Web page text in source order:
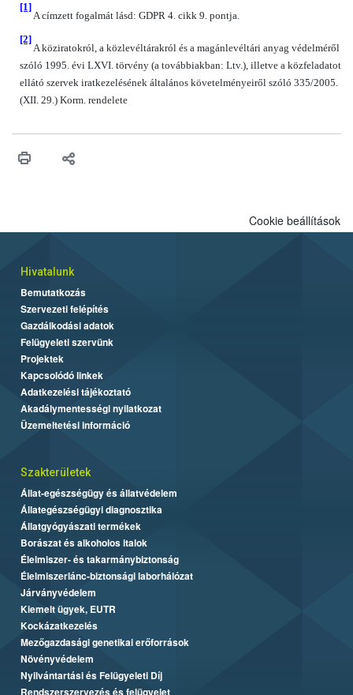
[1]
A címzett fogalmát lásd: GDPR 4. cikk 9. pontja.
[2]
A köziratokról, a közlevéltárakról és a magánlevéltári anyag védelméről
szóló 1995. évi LXVI. törvény (a továbbiakban: Ltv.), illetve a közfeladatot
ellátó szervek iratkezelésének általános követelményeiről szóló 335/2005.
(XII. 29.) Korm. rendelete
Cookie beállítások
Hivatalunk
Bemutatkozás
Szervezeti felépítés
Gazdálkodási adatok
Felügyeleti szervünk
Projektek
Kapcsolódó linkek
Adatkezelési tájékoztató
Akadálymentességi nyilatkozat
Üzemeltetési információ
Szakterületek
Állat-egészségügy és állatvédelem
Állategészségügyi diagnosztika
Állatgyógyászati termékek
Borászat és alkoholos italok
Élelmiszer- és takarmánybiztonság
Élelmiszerlánc-biztonsági laborhálózat
Járványvédelem
Kiemelt ügyek, EUTR
Kockázatkezelés
Mezőgazdasági genetikai erőforrások
Növényvédelem
Nyilvántartási és Felügyeleti Díj
Rendszerszervezés és felügyelet